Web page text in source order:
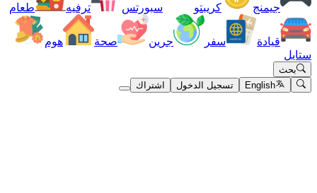
جيمنج كريبتو سبورتس ترفيه طعام
قيادة سفر جرين صحة
هوم
ستايل
بحث
English
تسجيل الدخول اشتراك